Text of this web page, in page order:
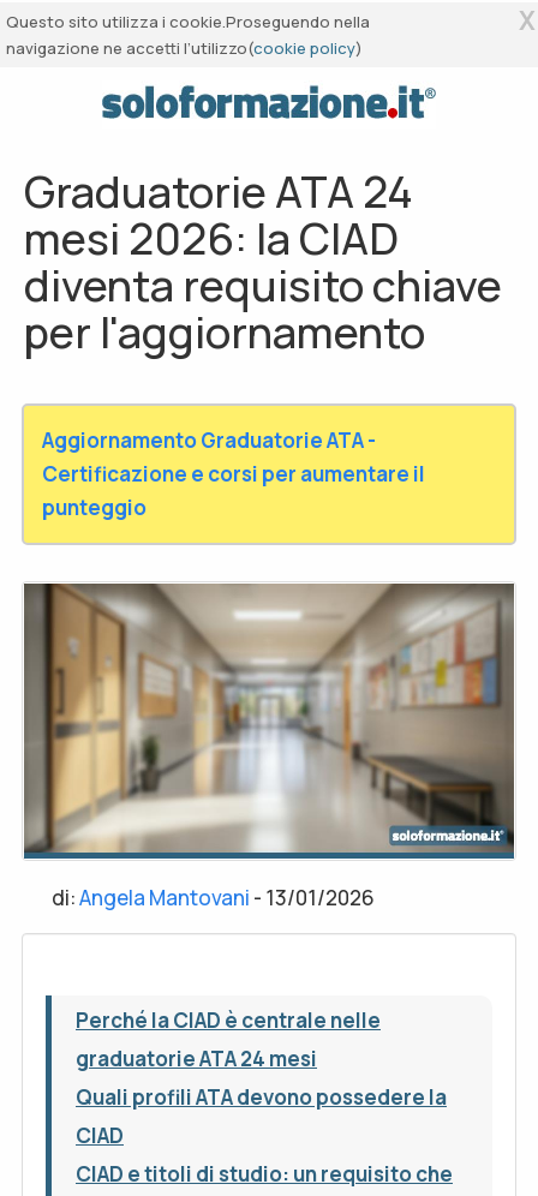
Questo sito utilizza i cookie.Proseguendo nella
navigazione ne accetti l’utilizzo(cookie policy)
X
Graduatorie ATA 24
mesi 2026: la CIAD
diventa requisito chiave
per l'aggiornamento
Aggiornamento Graduatorie ATA -
Certificazione e corsi per aumentare il
punteggio
di:Angela Mantovani - 13/01/2026
Perché la CIAD è centrale nelle
graduatorie ATA 24 mesi
Quali profili ATA devono possedere la
CIAD
CIAD e titoli di studio: un requisito che